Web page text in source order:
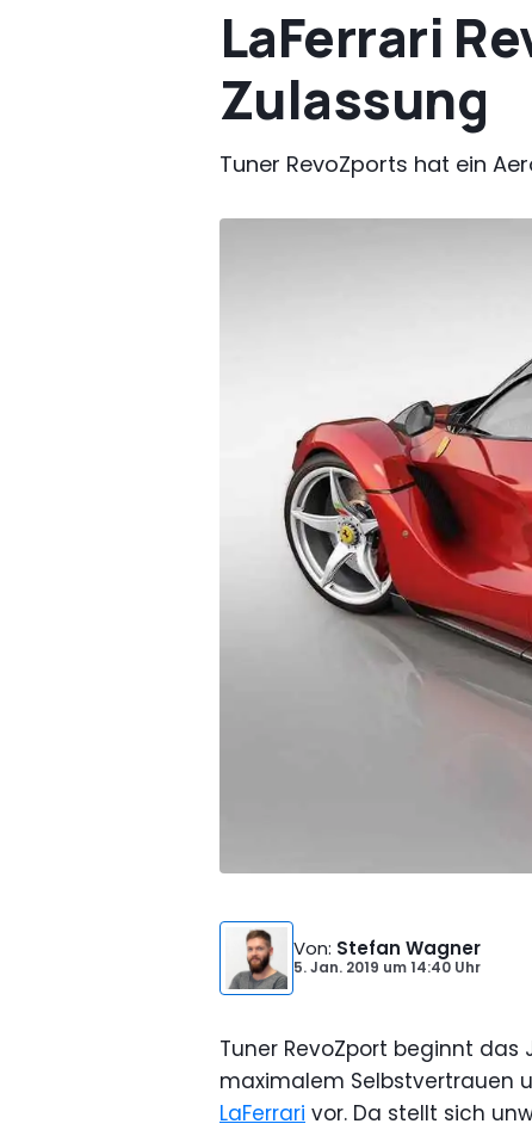
LaFerrari
Zulassung
Tuner RevoZports hat ein
Von: Stefan Wagner
5. Jan. 2019 um14:40 Uhr
Tuner RevoZport beginnt
maximalem Selbstvertrauen
LaFerrari vor. Da stellt sich